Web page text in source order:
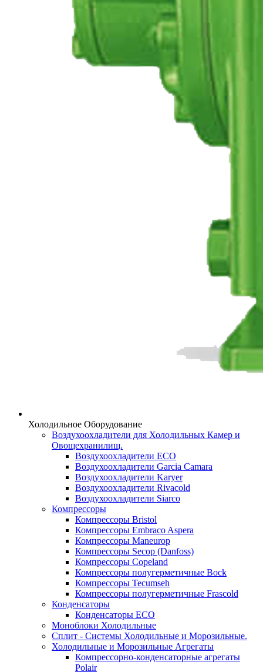
Холодильное Оборудование
Воздухоохладители для Холодильных Камер и
Овощехранилищ.
Воздухоохладители ECO
Воздухоохладители Garcia Camara
Воздухоохладители Karyer
Воздухоохладители Rivacold
Воздухоохладители Siarco
Компрессоры
Компрессоры Bristol
Компрессоры Embraco Aspera
Компрессоры Maneurop
Компрессоры Secop (Danfoss)
Компрессоры Copeland
Компрессоры полугерметичные Bock
Компрессоры Tecumseh
Компрессоры полугерметичные Frascold
Конденсаторы
Конденсаторы ECO
Моноблоки Холодильные
Сплит - Системы Холодильные и Морозильные.
Холодильные и Морозильные Агрегаты
Компрессорно-конденсаторные агрегаты
Polair